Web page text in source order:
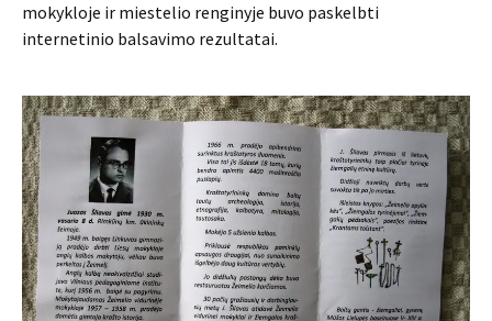
mokykloje ir miestelio renginyje buvo paskelbti
internetinio balsavimo rezultatai.